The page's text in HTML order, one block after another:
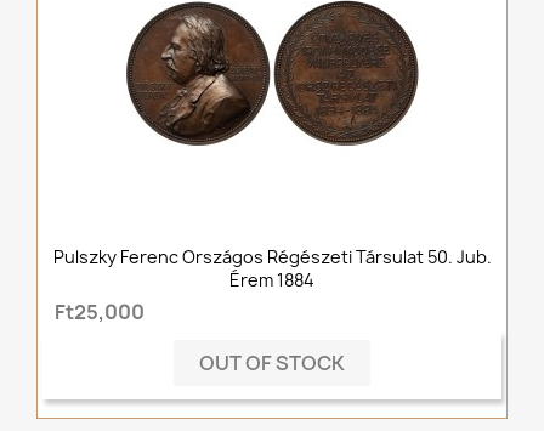
Pulszky Ferenc Országos Régészeti Társulat 50. Jub.
Érem 1884
Ft25,000
OUT OF STOCK